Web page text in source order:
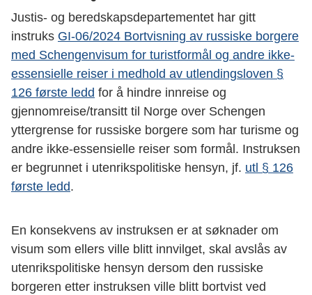
Justis- og beredskapsdepartementet har gitt
instruks GI-06/2024 Bortvisning av russiske borgere
med Schengenvisum for turistformål og andre ikke-
essensielle reiser i medhold av utlendingsloven §
126 første ledd for å hindre innreise og
gjennomreise/transitt til Norge over Schengen
yttergrense for russiske borgere som har turisme og
andre ikke-essensielle reiser som formål. Instruksen
er begrunnet i utenrikspolitiske hensyn, jf. utl § 126
første ledd.
En konsekvens av instruksen er at søknader om
visum som ellers ville blitt innvilget, skal avslås av
utenrikspolitiske hensyn dersom den russiske
borgeren etter instruksen ville blitt bortvist ved